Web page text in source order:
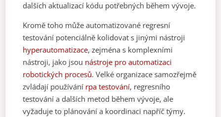
dalších aktualizací kódu potřebných během vývoje.
Kromě toho může automatizované regresní
testování potenciálně kolidovat s jinými nástroji
hyperautomatizace, zejména s komplexními
nástroji, jako jsou nástroje pro automatizaci
robotických procesů. Velké organizace samozřejmě
zvládají používání rpa testování, regresního
testování a dalších metod během vývoje, ale
vyžaduje to plánování a koordinaci napříč týmy.